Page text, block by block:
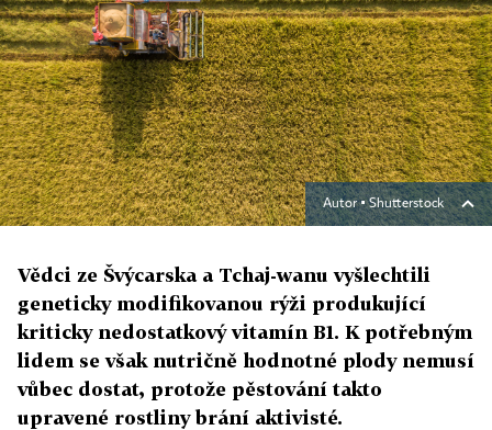
Autor ▪Shutterstock
Vědci ze Švýcarska a Tchaj-wanu vyšlechtili
geneticky modifikovanou rýži produkující
kriticky nedostatkový vitamín B1. K potřebným
lidem se však nutričně hodnotné plody nemusí
vůbec dostat, protože pěstování takto
upravené rostliny brání aktivisté.